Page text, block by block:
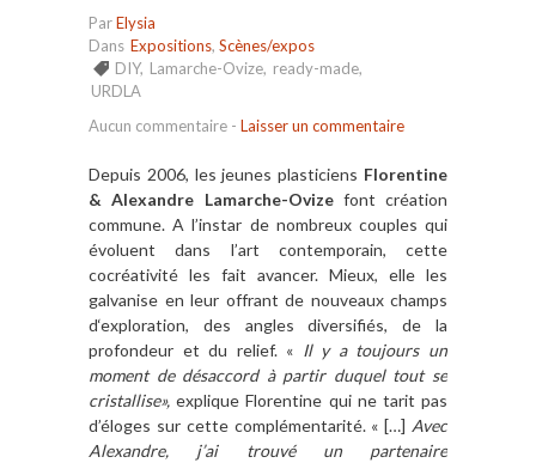
ParElysia
Dans Expositions, Scènes/expos
DIY, Lamarche-Ovize, ready-made,
URDLA
Aucun commentaire - Laisser un commentaire
Depuis 2006, les jeunes plasticiens Florentine
& Alexandre Lamarche-Ovizefont création
commune. A l’instar de nombreux couples qui
évoluent dans l’art contemporain, cette
cocréativité les fait avancer. Mieux, elle les
galvanise en leur offrant de nouveaux champs
d‘exploration, des angles diversifiés, de la
profondeur et du relief. « Il y a toujours un
moment de désaccord à partir duquel tout se
cristallise»,explique Florentine qui ne tarit pas
d’éloges sur cette complémentarité. « […] Avec
Alexandre, j’ai trouvé un partenaire